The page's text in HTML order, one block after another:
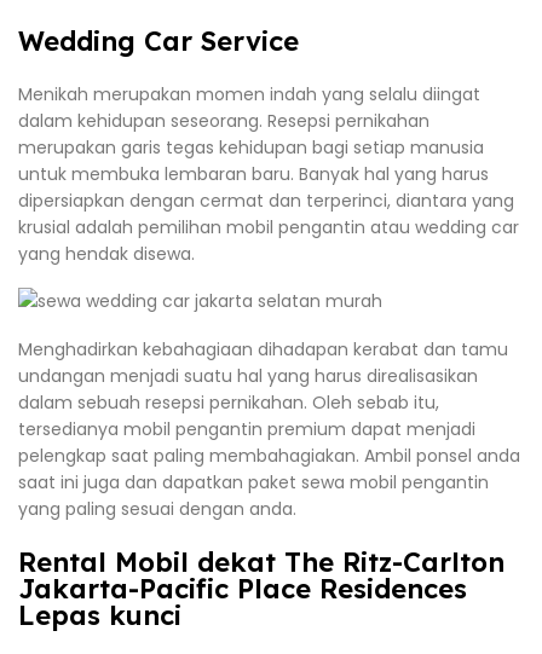
Wedding Car Service
Menikah merupakan momen indah yang selalu diingat
dalam kehidupan seseorang. Resepsi pernikahan
merupakan garis tegas kehidupan bagi setiap manusia
untuk membuka lembaran baru. Banyak hal yang harus
dipersiapkan dengan cermat dan terperinci, diantara yang
krusial adalah pemilihan mobil pengantin atau wedding car
yang hendak disewa.
Menghadirkan kebahagiaan dihadapan kerabat dan tamu
undangan menjadi suatu hal yang harus direalisasikan
dalam sebuah resepsi pernikahan. Oleh sebab itu,
tersedianya mobil pengantin premium dapat menjadi
pelengkap saat paling membahagiakan. Ambil ponsel anda
saat ini juga dan dapatkan paket sewa mobil pengantin
yang paling sesuai dengan anda.
Rental Mobil dekat The Ritz-Carlton
Jakarta-Pacific Place Residences
Lepas kunci